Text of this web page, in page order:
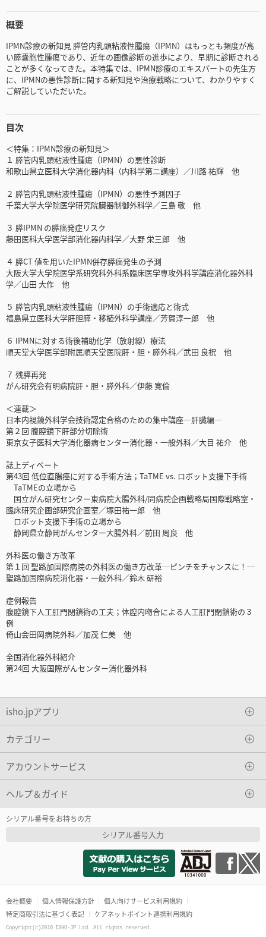
概要
IPMN診療の新知見 膵管内乳頭粘液性腫瘍（IPMN）はもっとも頻度が高
い膵嚢胞性腫瘍であり、近年の画像診断の進歩により、早期に診断される
ことが多くなってきた。本特集では、IPMN診療のエキスパートの先生方
に、IPMNの悪性診断に関する新知見や治療戦略について、わかりやすく
ご解説していただいた。
目次
＜特集：IPMN診療の新知見＞
１ 膵管内乳頭粘液性腫瘍（IPMN）の悪性診断
和歌山県立医科大学消化器内科（内科学第二講座）／川路 祐輝 他
２ 膵管内乳頭粘液性腫瘍（IPMN）の悪性予測因子
千葉大学大学院医学研究院臓器制御外科学／三島 敬 他
３ 膵IPMN の膵癌発症リスク
藤田医科大学医学部消化器内科学／大野 栄三郎 他
４ 膵CT 値を用いたIPMN併存膵癌発生の予測
大阪大学大学院医学系研究科外科系臨床医学専攻外科学講座消化器外科
学／山田 大作 他
５ 膵管内乳頭粘液性腫瘍（IPMN）の手術適応と術式
福島県立医科大学肝胆膵・移植外科学講座／芳賀淳一郎 他
６ IPMNに対する術後補助化学（放射線）療法
順天堂大学医学部附属順天堂医院肝・胆・膵外科／武田 良祝 他
７ 残膵再発
がん研究会有明病院肝・胆・膵外科／伊藤 寛倫
＜連載＞
日本内視鏡外科学会技術認定合格のための集中講座―肝臓編―
第２回 腹腔鏡下肝部分切除術
東京女子医科大学消化器病センター消化器・一般外科／大目 祐介 他
誌上ディベート
第43回 低位直腸癌に対する手術方法；TaTME vs. ロボット支援下手術
TaTMEの立場から
国立がん研究センター東病院大腸外科/同病院企画戦略局国際戦略室・
臨床研究企画部研究企画室／塚田祐一郎 他
ロボット支援下手術の立場から
静岡県立静岡がんセンター大腸外科／前田 周良 他
外科医の働き方改革
第１回 聖路加国際病院の外科医の働き方改革─ピンチをチャンスに！─
聖路加国際病院消化器・一般外科／鈴木 研裕
症例報告
腹腔鏡下人工肛門閉鎖術の工夫；体腔内吻合による人工肛門閉鎖術の３
例
倚山会田岡病院外科／加茂 仁美 他
全国消化器外科紹介
第24回 大阪国際がんセンター消化器外科
isho.jpアプリ
カテゴリー
アカウントサービス
ヘルプ＆ガイド
シリアル番号をお持ちの方
シリアル番号入力
会社概要 個人情報保護方針
個人向けサービス利用規約
特定商取引法に基づく表記
ケアネットポイント連携利用規約
Copyright(c)2016 ISHO-JP Ltd. All rights reserved.